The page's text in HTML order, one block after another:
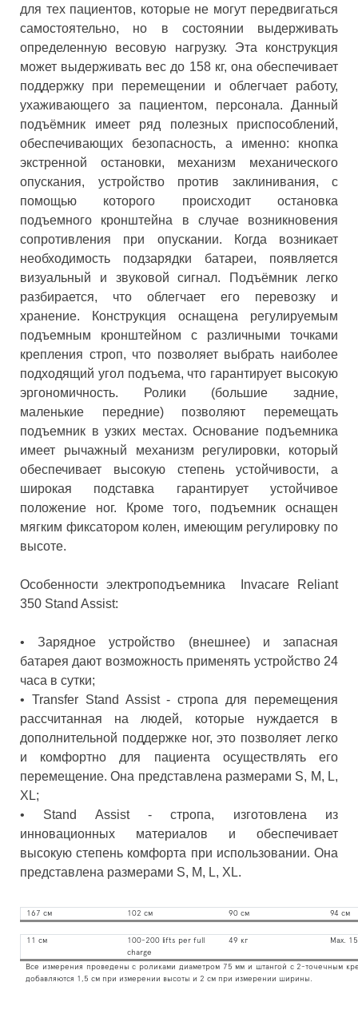
для тех пациентов, которые не могут передвигаться
самостоятельно, но в состоянии выдерживать
определенную весовую нагрузку. Эта конструкция
может выдерживать вес до 158 кг, она обеспечивает
поддержку при перемещении и облегчает работу,
ухаживающего за пациентом, персонала. Данный
подъёмник имеет ряд полезных приспособлений,
обеспечивающих безопасность, а именно: кнопка
экстренной остановки, механизм механического
опускания, устройство против заклинивания, с
помощью которого происходит остановка
подъемного кронштейна в случае возникновения
сопротивления при опускании. Когда возникает
необходимость подзарядки батареи, появляется
визуальный и звуковой сигнал. Подъёмник легко
разбирается, что облегчает его перевозку и
хранение. Конструкция оснащена регулируемым
подъемным кронштейном с различными точками
крепления строп, что позволяет выбрать наиболее
подходящий угол подъема, что гарантирует высокую
эргономичность. Ролики (большие задние,
маленькие передние) позволяют перемещать
подъемник в узких местах. Основание подъемника
имеет рычажный механизм регулировки, который
обеспечивает высокую степень устойчивости, а
широкая подставка гарантирует устойчивое
положение ног. Кроме того, подъемник оснащен
мягким фиксатором колен, имеющим регулировку по
высоте.
Особенности электроподъемника Invacare Reliant
350 Stand Assist:
• Зарядное устройство (внешнее) и запасная
батарея дают возможность применять устройство 24
часа в сутки;
• Transfer Stand Assist - стропа для перемещения
рассчитанная на людей, которые нуждается в
дополнительной поддержке ног, это позволяет легко
и комфортно для пациента осуществлять его
перемещение. Она представлена размерами S, M, L,
XL;
• Stand Assist - стропа, изготовлена из
инновационных материалов и обеспечивает
высокую степень комфорта при использовании. Она
представлена размерами S, M, L, XL.
167 см 102 см 90 см 94 см
11 см
100-200 lifts per full
charge
49 кг Max.
Все измерения проведены с роликами диаметром 75 мм и штангой с 2-точечным
добавляются 1,5 см при измерении высоты и 2 см при измерении ширины.